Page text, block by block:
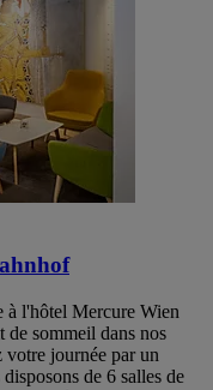
à l'hôtel Mercure Wien
de sommeil dans nos
votre journée par un
de 6 salles de